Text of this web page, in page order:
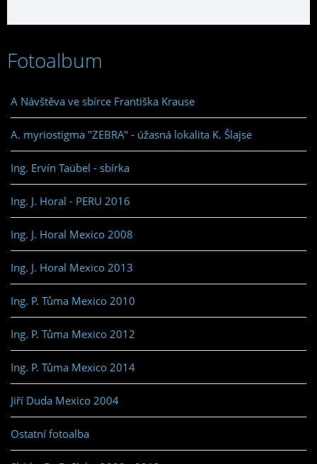
Fotoalbum
A Návštěva ve sbírce Františka Krause
A. myriostigma "ZEBRA" - úžasná lokalita K. Šlajse
Ing. Ervín Taübel - sbírka
Ing. J. Horal - PERU 2016
Ing. J. Horal Mexico 2008
Ing. J. Horal Mexico 2013
Ing. P. Tůma Mexico 2010
Ing. P. Tůma Mexico 2012
Ing. P. Tůma Mexico 2014
Jiří Duda Mexico 2004
Ostatní fotoalba